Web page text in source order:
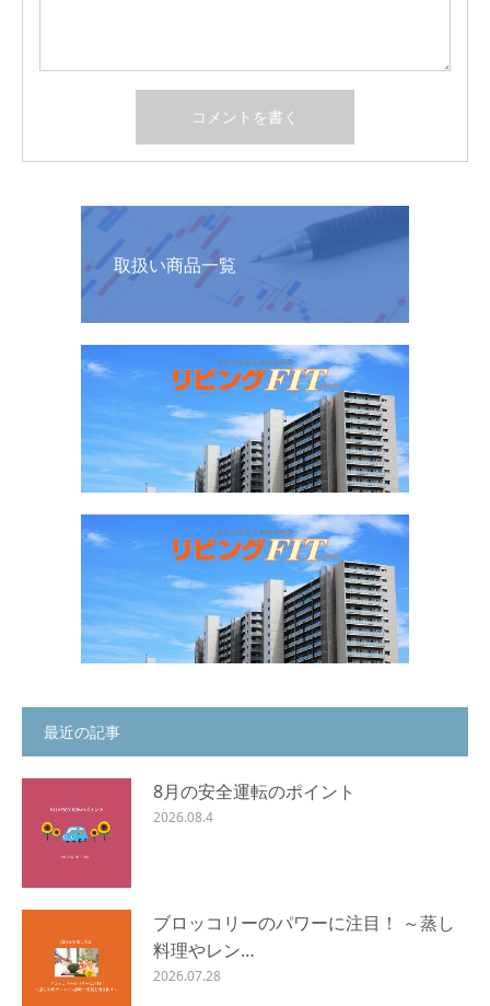
取扱い商品一覧
最近の記事
8月の安全運転のポイント
2026.08.4
ブロッコリーのパワーに注目！ ～蒸し
料理やレン…
2026.07.28